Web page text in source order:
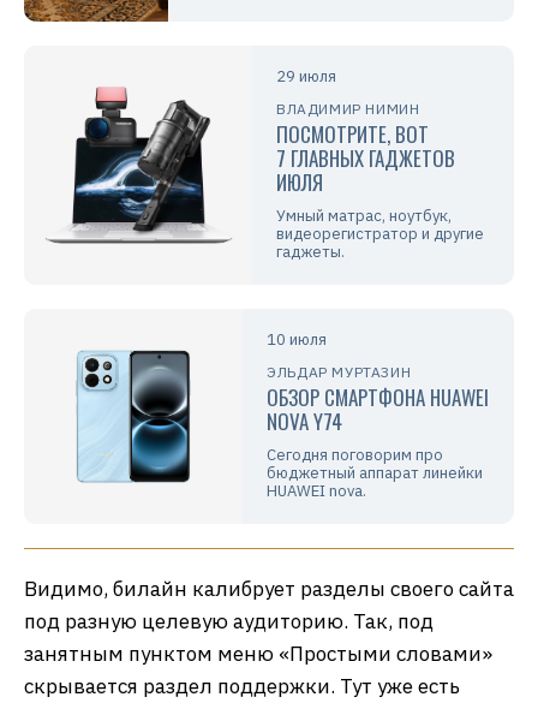
29 июля
ВЛАДИМИР НИМИН
ПОСМОТРИТЕ, ВОТ
7 ГЛАВНЫХ ГАДЖЕТОВ
ИЮЛЯ
Умный матрас, ноутбук,
видеорегистратор и другие
гаджеты.
10 июля
ЭЛЬДАР МУРТАЗИН
ОБЗОР СМАРТФОНА HUAWEI
NOVA Y74
Сегодня поговорим про
бюджетный аппарат линейки
HUAWEI nova.
Видимо, билайн калибрует разделы своего сайта
под разную целевую аудиторию. Так, под
занятным пунктом меню «Простыми словами»
скрывается раздел поддержки. Тут уже есть